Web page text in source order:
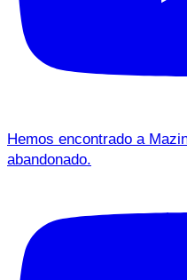
Hemos encontrado a
abandonado.